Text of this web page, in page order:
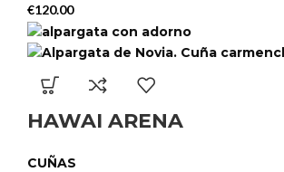
€120.00
HAWAI ARENA
CUÑAS